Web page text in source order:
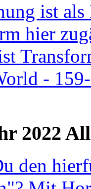
ist
hier
-
2022
den